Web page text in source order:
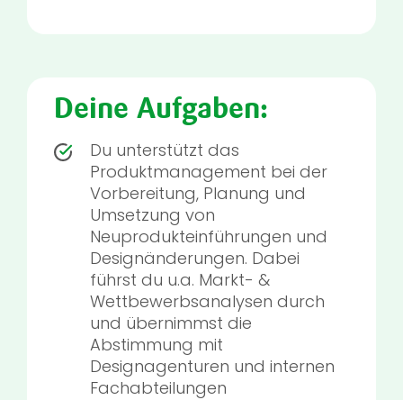
Deine Aufgaben:
Du unterstützt das
Produktmanagement bei der
Vorbereitung, Planung und
Umsetzung von
Neuprodukteinführungen und
Designänderungen. Dabei
führst du u.a. Markt- &
Wettbewerbsanalysen durch
und übernimmst die
Abstimmung mit
Designagenturen und internen
Fachabteilungen